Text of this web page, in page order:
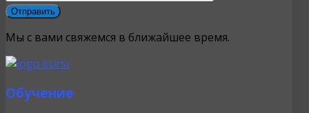
Мы с вами свяжемся в ближайшее время.
Обучение